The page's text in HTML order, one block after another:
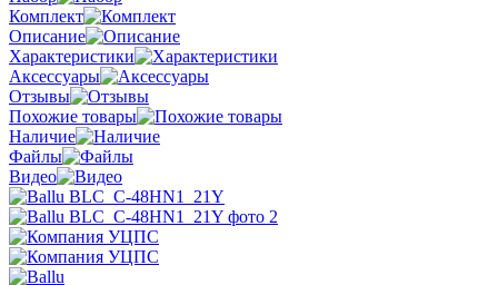
Комплект
Описание
Характеристики
Аксессуары
Отзывы
Похожие товары
Наличие
Файлы
Видео